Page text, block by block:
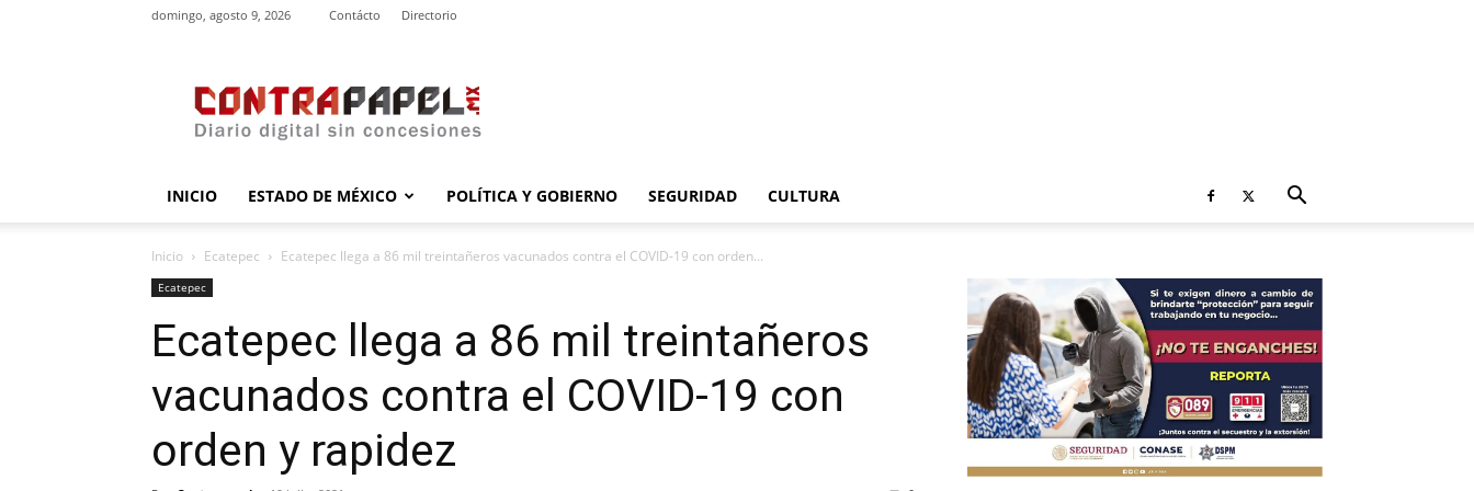
domingo, agosto 9, 2026 Contácto Directorio
INICIO ESTADO DE MÉXICO POLÍTICA Y GOBIERNO SEGURIDAD CULTURA
Inicio Ecatepec Ecatepec llega a 86 mil treintañeros vacunados contra el COVID-19 con orden...
Ecatepec
Ecatepec llega a 86 mil treintañeros
vacunados contra el COVID-19 con
orden y rapidez